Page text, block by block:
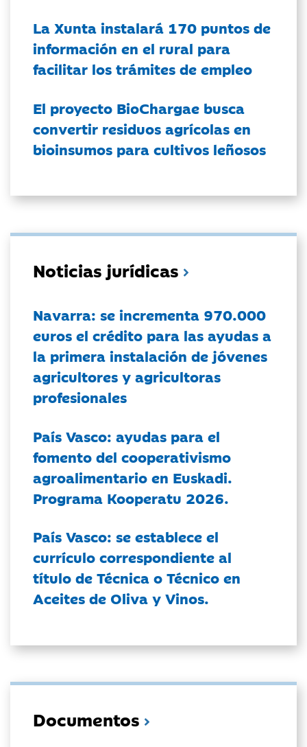
La Xunta instalará 170 puntos de
información en el rural para
facilitar los trámites de empleo
El proyecto BioChargae busca
convertir residuos agrícolas en
bioinsumos para cultivos leñosos
Noticias jurídicas
Navarra: se incrementa 970.000
euros el crédito para las ayudas a
la primera instalación de jóvenes
agricultores y agricultoras
profesionales
País Vasco: ayudas para el
fomento del cooperativismo
agroalimentario en Euskadi.
Programa Kooperatu 2026.
País Vasco: se establece el
currículo correspondiente al
título de Técnica o Técnico en
Aceites de Oliva y Vinos.
Documentos